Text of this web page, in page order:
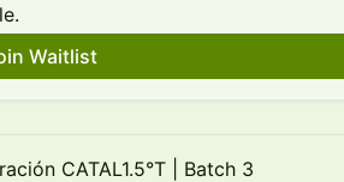
Waitlist
CATAL1.5°T | Batch 3